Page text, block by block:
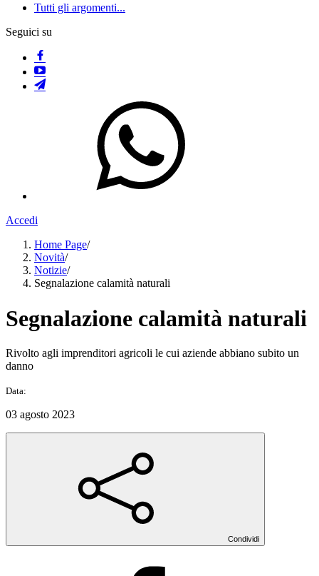
Tutti gli argomenti...
Seguici su
Accedi
Home Page/
Novità/
Notizie/
Segnalazione calamità naturali
Segnalazione calamità naturali
Rivolto agli imprenditori agricoli le cui aziende abbiano subito un
danno
Data:
03 agosto 2023
Condividi